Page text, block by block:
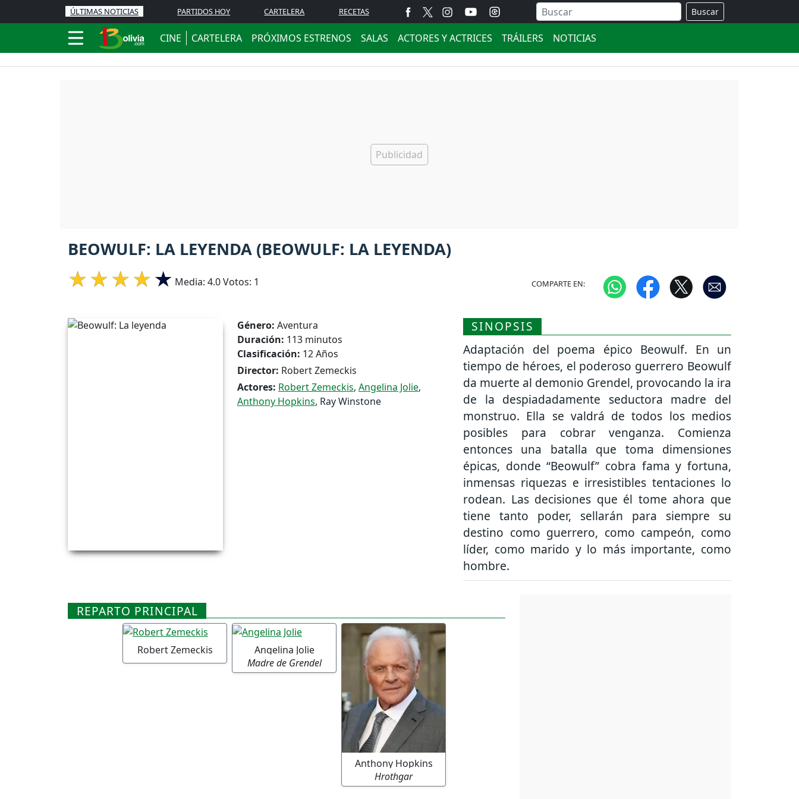
ÚLTIMAS NOTICIAS PARTIDOS HOY CARTELERA RECETAS Buscar
CINE CARTELERA PRÓXIMOS ESTRENOS SALAS ACTORES Y ACTRICES TRÁILERS NOTICIAS
BEOWULF: LA LEYENDA (BEOWULF: LA LEYENDA)
Media: 4.0Votos: 1 COMPARTE EN:
Género: Aventura
Duración: 113 minutos
Clasificación: 12 Años
Director: Robert Zemeckis
Actores: Robert Zemeckis, Angelina Jolie,
Anthony Hopkins, Ray Winstone
SINOPSIS
Adaptación del poema épico Beowulf. En un
tiempo de héroes, el poderoso guerrero Beowulf
da muerte al demonio Grendel, provocando la ira
de la despiadadamente seductora madre del
monstruo. Ella se valdrá de todos los medios
posibles para cobrar venganza. Comienza
entonces una batalla que toma dimensiones
épicas, donde “Beowulf” cobra fama y fortuna,
inmensas riquezas e irresistibles tentaciones lo
rodean. Las decisiones que él tome ahora que
tiene tanto poder, sellarán para siempre su
destino como guerrero, como campeón, como
líder, como marido y lo más importante, como
hombre.
REPARTO PRINCIPAL
Robert Zemeckis
Angelina Jolie
Madre de Grendel
Anthony Hopkins
Hrothgar